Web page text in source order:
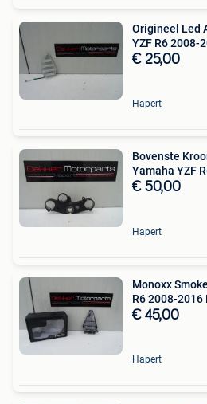
Origineel Led
YZF R6 2008-
€ 25,00
Hapert
Bovenste
Yamaha YZF
€ 50,00
Hapert
Monoxx
R6 2008-2016
€ 45,00
Hapert